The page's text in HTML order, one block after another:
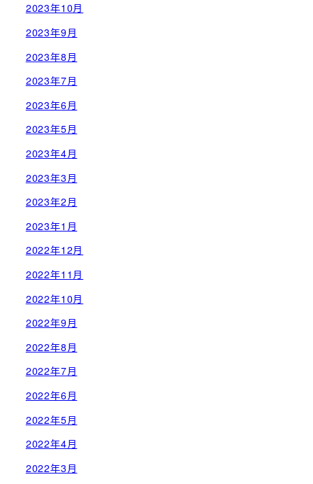
2023年10月
2023年9月
2023年8月
2023年7月
2023年6月
2023年5月
2023年4月
2023年3月
2023年2月
2023年1月
2022年12月
2022年11月
2022年10月
2022年9月
2022年8月
2022年7月
2022年6月
2022年5月
2022年4月
2022年3月